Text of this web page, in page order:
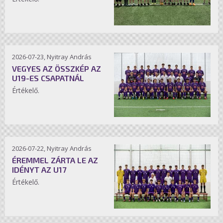
2026-07-23, Nyitray András
VEGYES AZ ÖSSZKÉP AZ
U19-ES CSAPATNÁL
Értékelő.
2026-07-22, Nyitray András
ÉREMMEL ZÁRTA LE AZ
IDÉNYT AZ U17
Értékelő.